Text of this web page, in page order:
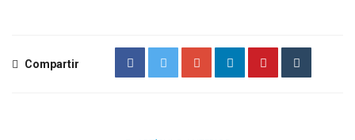
Compartir